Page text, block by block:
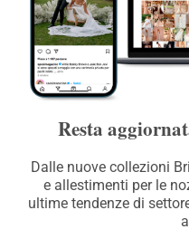
Resta
Dalle nuove collezioni
e allestimenti per le
ultime tendenze di